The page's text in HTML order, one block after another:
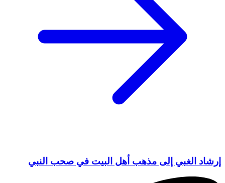
إرشاد الغبي إلى مذهب أهل البيت في صحب النبي